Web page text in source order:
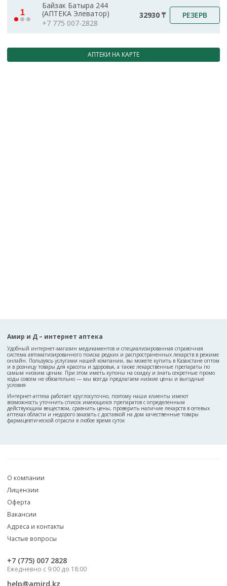
1
Байзак Батыра 244
(АПТЕКА Элеватор)
+7 775 007-2828
32930 ₸ РЕЗЕРВ
АПТЕКИ НА КАРТЕ
Амир и Д – интернет аптека
Удобный интернет-магазин медикаментов и специализированная справочная
система автоматизированного поиска редких и распространенных лекарств в режиме
онлайн. Пользуясь услугами нашей компании, вы можете купить в Казахстане оптом
и в розницу товары для красоты и здоровья, а также лекарственные препараты по
самым низким ценам. При этом иметь купоны на скидку и знать секретные промо
коды совсем не обязательно — мы всегда предлагаем низкие цены и выгодные
условия
Интернет-аптека работает круглосуточно, поэтому наши клиенты имеют
возможность уточнить список имеющихся препаратов с определенным
действующим веществом, сравнить цены, проверить наличие лекарств в сетевых
аптеках области и недорого заказать с доставкой на дом качественные товары
фармацевтической отрасли в любое время суток
О компании
Лицензии
Оферта
Вакансии
Адреса и контакты
Частые вопросы
‎+7 (775) 007 2828
Ежедневно с 9:00 до 18:00
help@amird.kz